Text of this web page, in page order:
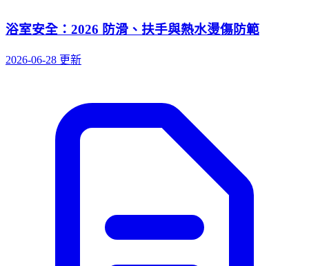
浴室安全：2026 防滑、扶手與熱水燙傷防範
2026-06-28 更新